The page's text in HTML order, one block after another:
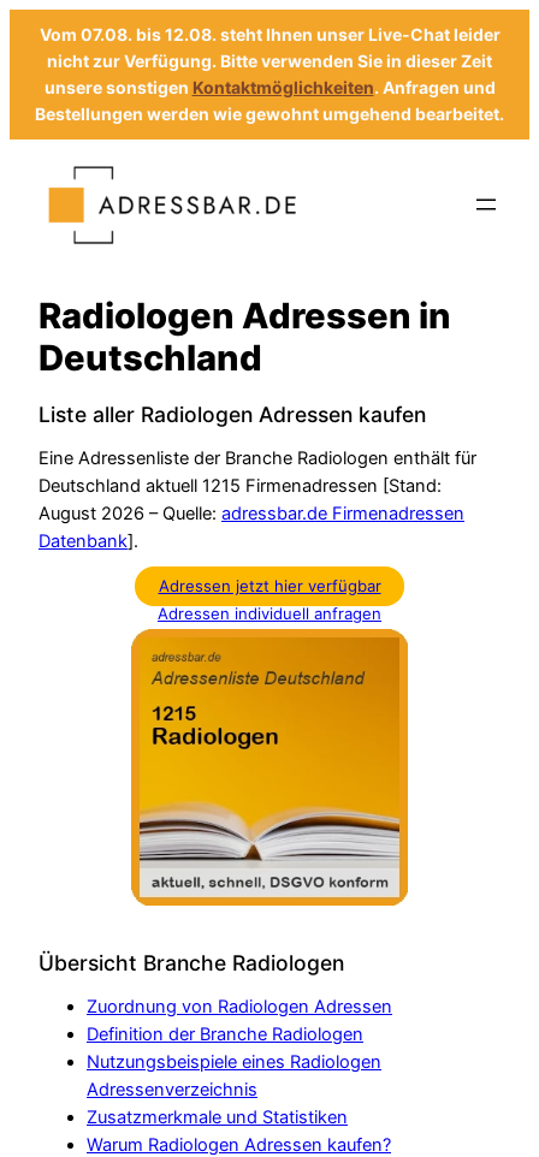
Vom 07.08. bis 12.08. steht Ihnen unser Live-Chat leider
nicht zur Verfügung. Bitte verwenden Sie in dieser Zeit
unsere sonstigen Kontaktmöglichkeiten. Anfragen und
Bestellungen werden wie gewohnt umgehend bearbeitet.
Radiologen Adressen in
Deutschland
Liste aller Radiologen Adressen kaufen
Eine Adressenliste der Branche Radiologen enthält für
Deutschland aktuell 1215 Firmenadressen [Stand:
August 2026 – Quelle: adressbar.de Firmenadressen
Datenbank].
Adressen jetzt hier verfügbar
Adressen individuell anfragen
Übersicht Branche Radiologen
Zuordnung von Radiologen Adressen
Definition der Branche Radiologen
Nutzungsbeispiele eines Radiologen
Adressenverzeichnis
Zusatzmerkmale und Statistiken
Warum Radiologen Adressen kaufen?